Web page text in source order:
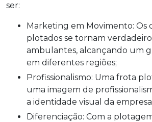
ser:
Marketing em Movimento: Os caminhões
plotados se tornam
ambulantes, alcançando um
em diferentes regiões;
Profissionalismo: Uma frota plotada transmite
uma imagem de
a identidade visual da
Diferenciação: Com a plotagem personalizada,